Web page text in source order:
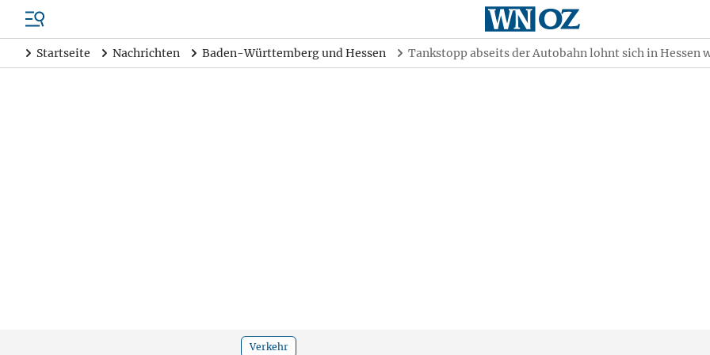
Startseite Nachrichten Baden-Württemberg und Hessen Tankstopp abseits der Autobahn lohnt sich in Hessen
Verkehr